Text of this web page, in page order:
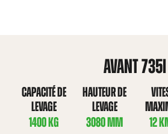
AVANT 735I
CAPACITÉ DE
LEVAGE
1400 KG
HAUTEUR DE
LEVAGE
3080 MM
12